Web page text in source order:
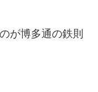
が博多通の鉄則